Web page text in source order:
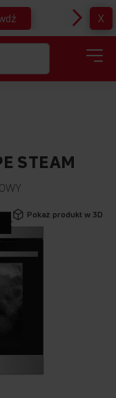
X
STEAM
Pokaż produkt w 3D